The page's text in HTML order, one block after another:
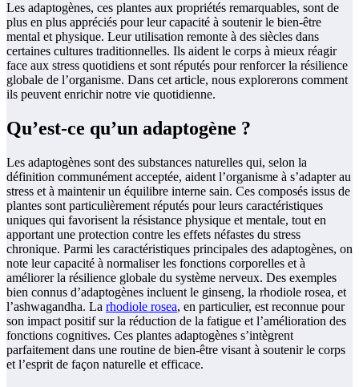
Les adaptogènes, ces plantes aux propriétés remarquables, sont de
plus en plus appréciés pour leur capacité à soutenir le bien-être
mental et physique. Leur utilisation remonte à des siècles dans
certaines cultures traditionnelles. Ils aident le corps à mieux réagir
face aux stress quotidiens et sont réputés pour renforcer la résilience
globale de l’organisme. Dans cet article, nous explorerons comment
ils peuvent enrichir notre vie quotidienne.
Qu’est-ce qu’un adaptogène ?
Les adaptogènes sont des substances naturelles qui, selon la
définition communément acceptée, aident l’organisme à s’adapter au
stress et à maintenir un équilibre interne sain. Ces composés issus de
plantes sont particulièrement réputés pour leurs caractéristiques
uniques qui favorisent la résistance physique et mentale, tout en
apportant une protection contre les effets néfastes du stress
chronique. Parmi les caractéristiques principales des adaptogènes, on
note leur capacité à normaliser les fonctions corporelles et à
améliorer la résilience globale du système nerveux. Des exemples
bien connus d’adaptogènes incluent le ginseng, la rhodiole rosea, et
l’ashwagandha. La rhodiole rosea, en particulier, est reconnue pour
son impact positif sur la réduction de la fatigue et l’amélioration des
fonctions cognitives. Ces plantes adaptogènes s’intègrent
parfaitement dans une routine de bien-être visant à soutenir le corps
et l’esprit de façon naturelle et efficace.